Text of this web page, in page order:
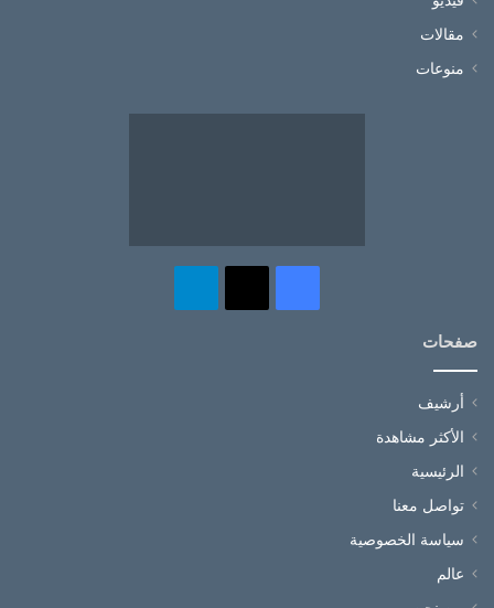
مقالات
منوعات
صفحات
أرشيف
الأكثر مشاهدة
الرئيسية
تواصل معنا
سياسة الخصوصية
عالم